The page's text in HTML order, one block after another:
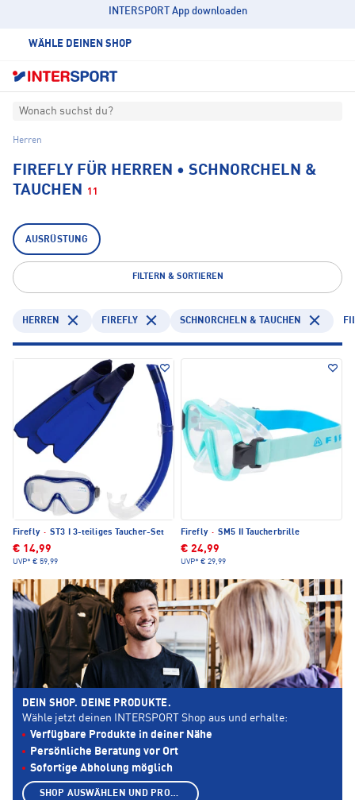
INTERSPORT App downloaden
WÄHLE DEINEN SHOP
Wonach suchst du?
Herren
FIREFLY FÜR HERREN • SCHNORCHELN &
TAUCHEN
11
AUSRÜSTUNG
FILTERN & SORTIEREN
HERREN FIREFLY SCHNORCHELN & TAUCHEN
Firefly · ST3 I 3-teiliges Taucher-Set
€ 14,99
UVP* € 59,99
Firefly · SM5 II Taucherbrille
€ 24,99
UVP* € 29,99
DEIN SHOP. DEINE PRODUKTE.
Wähle jetzt deinen INTERSPORT Shop aus und erhalte:
Verfügbare Produkte in deiner Nähe
Persönliche Beratung vor Ort
Sofortige Abholung möglich
SHOP AUSWÄHLEN UND PRODUKTE ANZEIGEN